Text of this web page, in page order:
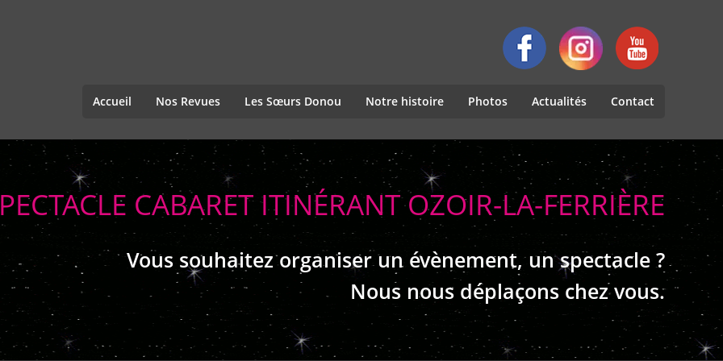
Accueil Nos Revues Les Sœurs Donou Notre histoire Photos Actualités Contact
CABARET ITINÉRANT OZOIR-LA-FERRIÈRE
Vous souhaitez organiser un évènement, un spectacle ?
Nous nous déplaçons chez vous.